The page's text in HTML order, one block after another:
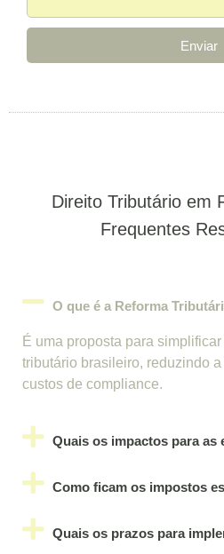
Enviar
Direito Tributário em
Frequentes
O que é a Reforma
É uma proposta para
tributário brasileiro, reduzindo
custos de compliance.
Quais os impactos para as
Como ficam os impostos
Quais os prazos para